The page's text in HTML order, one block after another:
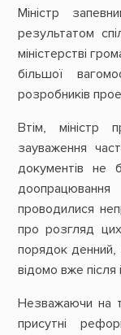
Міністр
результатом
міністерстві
більшої
розробників
Втім, міністр
зауваження
документів не
проводилися
про розгляд
порядок денний,
відомо вже після
Незважаючи на
присутні